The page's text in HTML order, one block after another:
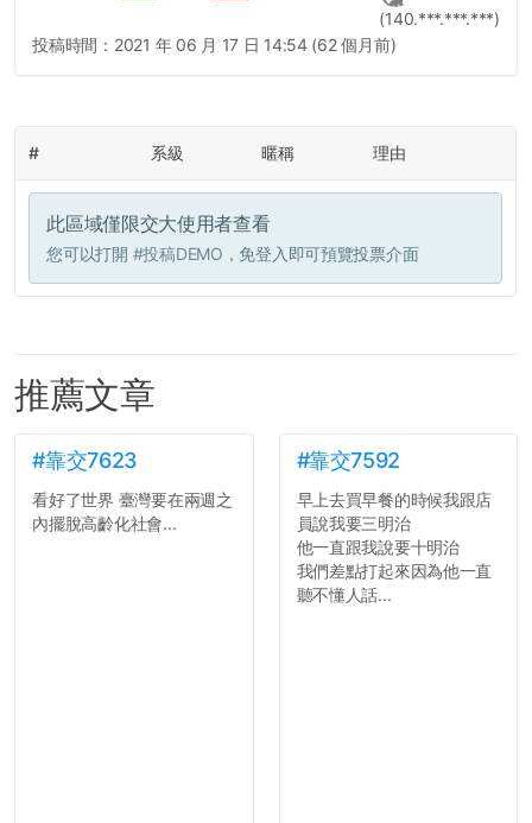
(140.***.***.***)
投稿時間： 2021 年 06 月 17 日 14:54 (62 個月前)
# 系級 暱稱 理由
此區域僅限交大使用者查看
您可以打開 #投稿DEMO ，免登入即可預覽投票介面
推薦文章
#靠交7623
看好了世界 臺灣要在兩週之
內擺脫高齡化社會...
#靠交7592
早上去買早餐的時候我跟店
員說我要三明治
他一直跟我說要十明治
我們差點打起來因為他一直
聽不懂人話...